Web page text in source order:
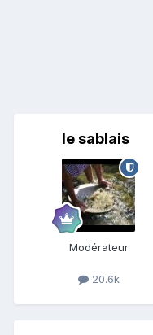
le sablais
Modérateur
20.6k